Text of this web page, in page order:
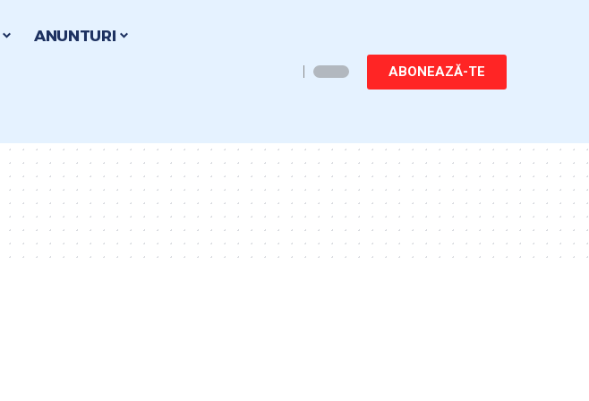
ANUNTURI
ABONEAZĂ-TE